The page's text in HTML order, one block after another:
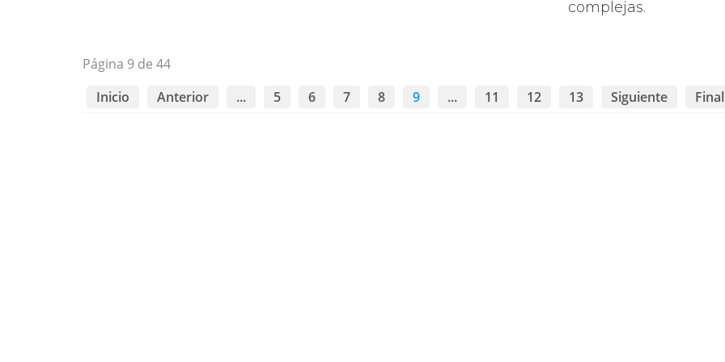
complejas.
Página 9 de 44
Inicio
Anterior ... 5 6 7 8 9 ... 11 12 13 Siguiente Final